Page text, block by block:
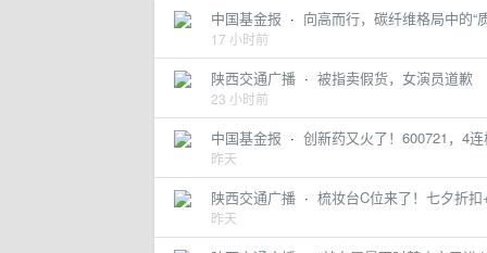
中国基金报 · 向高而行，碳纤维格局中的“
17 小时前
陕西交通广播 · 被指卖假货，女演员道歉
23 小时前
中国基金报 · 创新药又火了！600721，4
昨天
陕西交通广播 · 梳妆台C位来了！七夕折
昨天